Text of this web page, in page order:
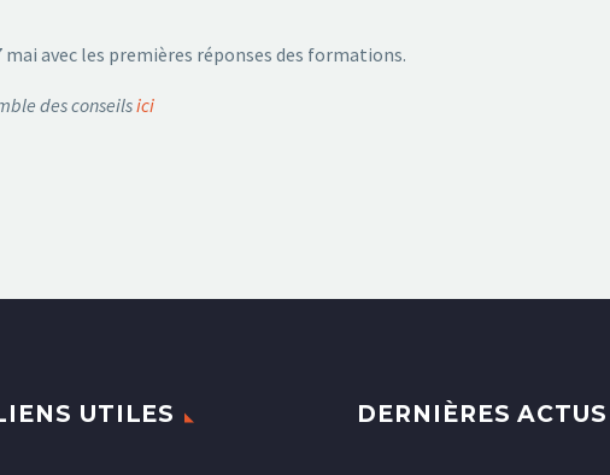
avec les premières réponses des formations.
des conseilsici
UTILES DERNIÈRES ACTUS